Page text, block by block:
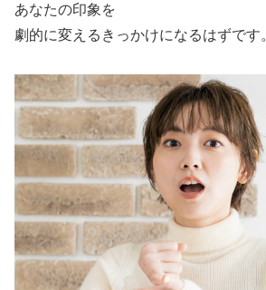
あなたの印象を
劇的に変えるきっかけになるはずです